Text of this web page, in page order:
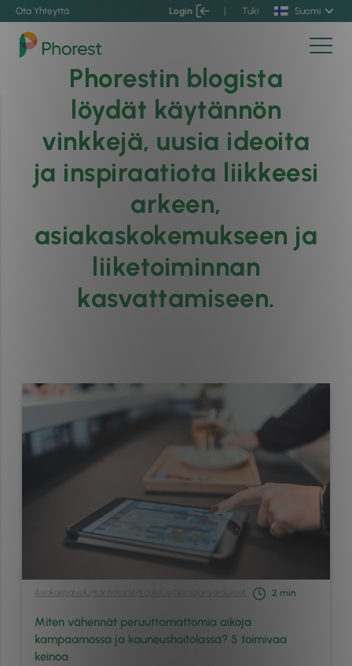
Ota Yhteyttä Login | Tuki Suomi
Phorestin blogista
löydät käytännön
vinkkejä, uusia ideoita
ja inspiraatiota liikkeesi
arkeen,
asiakaskokemukseen ja
liiketoiminnan
kasvattamiseen.
Asiakaspalvelu Kantiskortit 2 min
Miten vähennät peruuttamattomia aikoja
kampaamossa ja kauneushoitolassa? 5 toimivaa
keinoa